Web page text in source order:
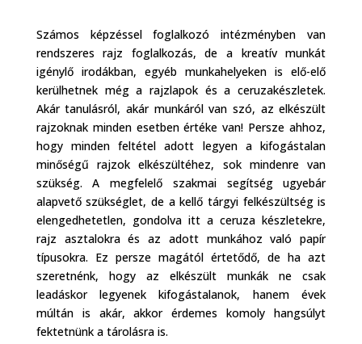
Számos képzéssel foglalkozó intézményben van
rendszeres rajz foglalkozás, de a kreatív munkát
igénylő irodákban, egyéb munkahelyeken is elő-elő
kerülhetnek még a rajzlapok és a ceruzakészletek.
Akár tanulásról, akár munkáról van szó, az elkészült
rajzoknak minden esetben értéke van! Persze ahhoz,
hogy minden feltétel adott legyen a kifogástalan
minőségű rajzok elkészültéhez, sok mindenre van
szükség. A megfelelő szakmai segítség ugyebár
alapvető szükséglet, de a kellő tárgyi felkészültség is
elengedhetetlen, gondolva itt a ceruza készletekre,
rajz asztalokra és az adott munkához való papír
típusokra. Ez persze magától értetődő, de ha azt
szeretnénk, hogy az elkészült munkák ne csak
leadáskor legyenek kifogástalanok, hanem évek
múltán is akár, akkor érdemes komoly hangsúlyt
fektetnünk a tárolásra is.